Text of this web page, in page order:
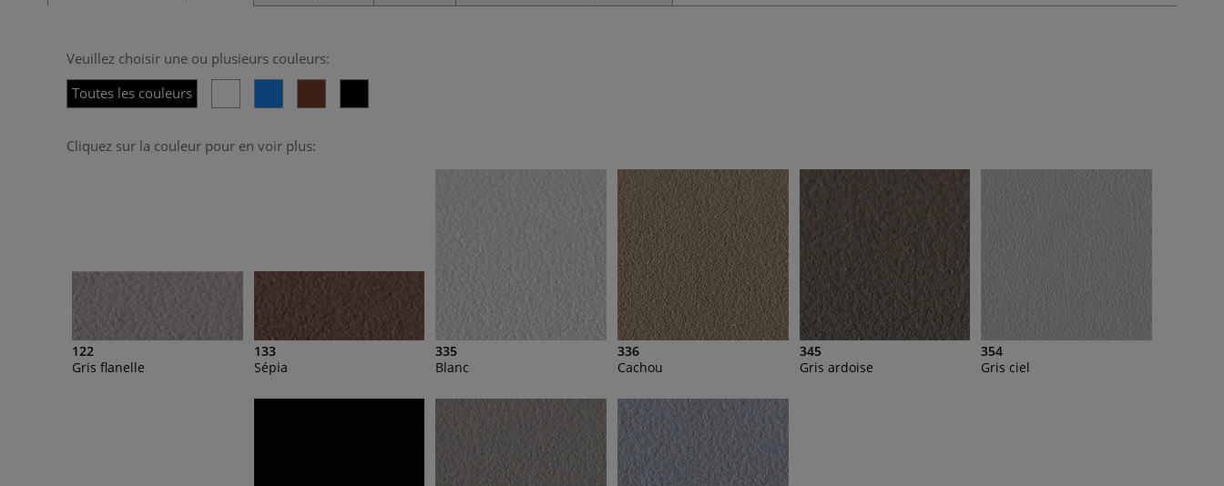
Veuillez choisir une ou plusieurs couleurs:
Toutes les couleurs
Cliquez sur la couleur pour en voir plus:
122
Gris flanelle
133
Sépia
335
Blanc
336
Cachou
345
Gris ardoise
354
Gris ciel